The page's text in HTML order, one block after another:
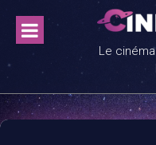
content
Le